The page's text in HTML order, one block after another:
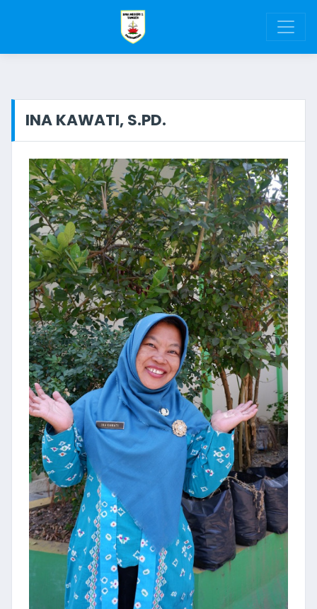
INA KAWATI, S.PD.